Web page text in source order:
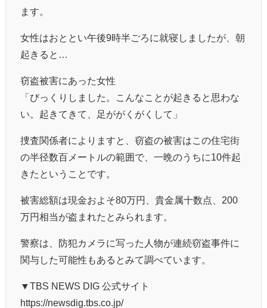
ます。
女性はおととい午後9時半ごろに就寝しましたが、朝
起きると…
窃盗被害にあった女性
「びっくりしました。こんなことが起きると思わな
い。起きてきて、足ががくがくして」
捜査関係者によりますと、窃盗の被害はこの住宅街
の半径数百メートルの範囲で、一晩のうちに10件起
きたということです。
被害総額は現金およそ80万円、貴金属十数点、200
万円相当が盗まれたとみられます。
警察は、防犯カメラに写った人物が連続窃盗事件に
関与した可能性もあるとみて調べています。
▼TBS NEWS DIG 公式サイト
https://newsdig.tbs.co.jp/